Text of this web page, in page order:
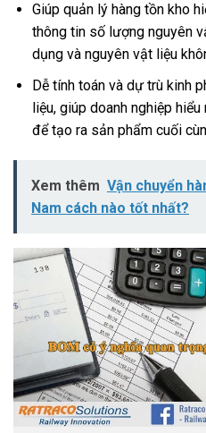
Giúp quản lý hàng tồn kho
thông tin số lượng nguyên
dụng và nguyên vật liệu
Dễ tính toán và dự trù kinh
liệu, giúp doanh nghiệp
để tạo ra sản phẩm cuối
Xem thêm Vận chuyển
Nam cách nào tốt nhất?